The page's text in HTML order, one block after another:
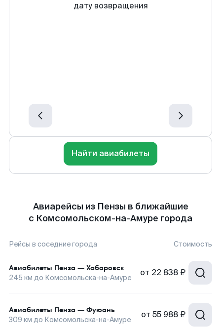
дату возвращения
Найти авиабилеты
Авиарейсы из Пензы в ближайшие
с Комсомольском-на-Амуре города
Рейсы в соседние города Стоимость
Авиабилеты Пенза — Хабаровск
245 км до Комсомольска-на-Амуре от 22 838 ₽
Авиабилеты Пенза — Фуюань
309 км до Комсомольска-на-Амуре от 55 988 ₽